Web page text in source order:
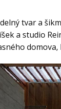
tvar a
a studio